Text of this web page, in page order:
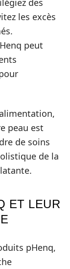
des
les excès
peut
peau est
de soins
de la
ET LEUR
pHenq,